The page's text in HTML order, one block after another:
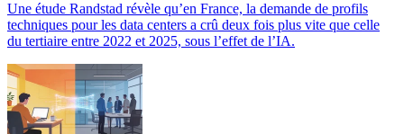
Une étude Randstad révèle qu’en France, la demande de profils
techniques pour les data centers a crû deux fois plus vite que celle
du tertiaire entre 2022 et 2025, sous l’effet de l’IA.